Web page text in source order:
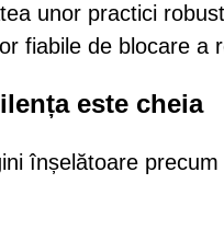
unor practici
fiabile de blocare a
este cheia
înșelătoare